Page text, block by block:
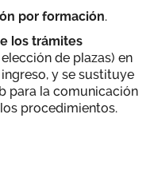
por formación.
los trámites
de plazas) en
y se sustituye
para la comunicación
procedimientos.